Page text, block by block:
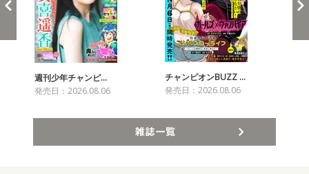
週刊少年チャンピ…
発売日：2026.08.06
チャンピオンBUZZ …
発売日：2026.08.06